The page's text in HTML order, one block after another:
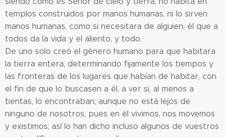
templos construidos por manos humanas, ni lo sirven
manos humanas, como si necesitara de alguien, él que a
todos da la vida y el aliento, y todo.
De uno solo creó el género humano para que habitara
la tierra entera, determinando fijamente los tiempos y
las fronteras de los lugares que habían de habitar, con
el fin de que lo buscasen a él, a ver si, al menos a
tientas, lo encontraban; aunque no está lejos de
ninguno de nosotros, pues en él vivimos, nos movemos
y existimos; así lo han dicho incluso algunos de vuestros